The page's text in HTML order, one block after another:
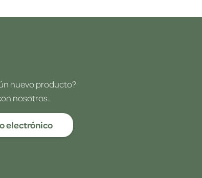
nuevo producto?
nosotros.
electrónico